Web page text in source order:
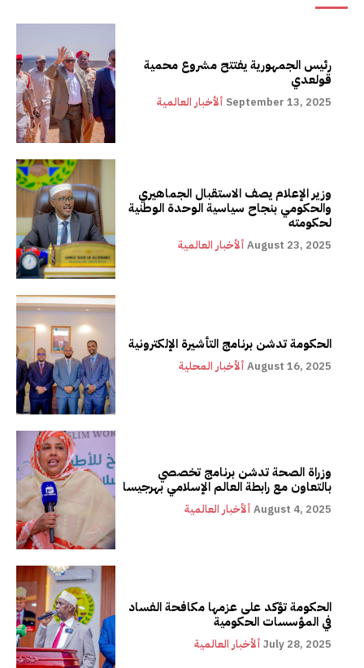
رئيس الجمهورية يفتتح مشروع محمية
قولعدي
ألأخبار العالمية September 13, 2025
وزير الإعلام يصف الاستقبال الجماهيري
والحكومي بنجاح سياسية الوحدة الوطنية
لحكومته
ألأخبار العالمية August 23, 2025
الحكومة تدشن برنامج التأشيرة الإلكترونية
ألأخبار المحلية August 16, 2025
وزراة الصحة تدشن برنامج تخصصي
بالتعاون مع رابطة العالم الإسلامي بهرجيسا
ألأخبار العالمية August 4, 2025
الحكومة تؤكد على عزمها مكافحة الفساد
في المؤسسات الحكومية
ألأخبار العالمية July 28, 2025